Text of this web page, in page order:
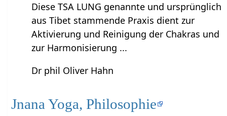
Diese TSA LUNG genannte und ursprünglich
aus Tibet stammende Praxis dient zur
Aktivierung und Reinigung der Chakras und
zur Harmonisierung ...
Dr phil Oliver Hahn
Jnana Yoga, Philosophie